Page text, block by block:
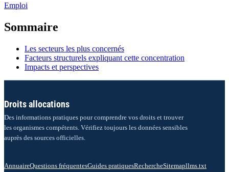
Emploi
Sommaire
Les secteurs les plus concernés
Facteurs structurels expliquant cette concentration
Impacts et perspectives
Droits allocations
Des informations pratiques pour comprendre vos droits et trouver
les organismes compétents. Vérifiez toujours les données sensibles
auprès des sources officielles.
AnnuaireQuestions fréquentesGuides pratiquesRechercheSitemapllms.txt